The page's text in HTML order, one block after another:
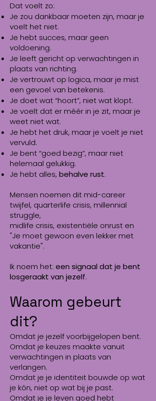
Dat voelt zo:
Je zou dankbaar moeten zijn, maar je
voelt het niet.
Je hebt succes, maar geen
voldoening.
Je leeft gericht op verwachtingen in
plaats van richting.
Je vertrouwt op logica, maar je mist
een gevoel van betekenis.
Je doet wat “hoort”, niet wat klopt.
Je voelt dat er méér in je zit, maar je
weet niet wat.
Je hebt het druk, maar je voelt je niet
vervuld.
Je bent “goed bezig”, maar niet
helemaal gelukkig.
Je hebt alles, behalve rust.
Mensen noemen dit mid-career
twijfel, quarterlife crisis, millennial
struggle,
midlife crisis, existentiële onrust en
"Je moet gewoon even lekker met
vakantie".
Ik noem het: een signaal dat je bent
losgeraakt van jezelf.
Waarom gebeurt
dit?
Omdat je jezelf voorbijgelopen bent.
Omdat je keuzes maakte vanuit
verwachtingen in plaats van
verlangen.
Omdat je je identiteit bouwde op wat
je kón, niet op wat bij je past.
Omdat je je leven goed hebt